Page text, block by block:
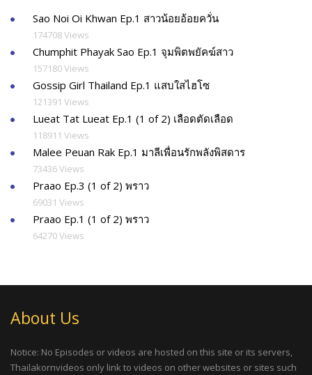
Sao Noi Oi Khwan Ep.1 สาวน้อยอ้อยควั่น
174708 Views
Chumphit Phayak Sao Ep.1 จุมพิตพยัคฆ์สาว
157180 Views
Gossip Girl Thailand Ep.1 แสบใสไฮโซ
121391 Views
Lueat Tat Lueat Ep.1 (1 of 2) เลือดตัดเลือด
118911 Views
Malee Peuan Rak Ep.1 มาลีเพื่อนรักพลังพิสดาร
73436 Views
Praao Ep.3 (1 of 2) พราว
69031 Views
Praao Ep.1 (1 of 2) พราว
64270 Views
About Us
Notice: No Episodes or videos are hosted on this site or its servers,
Thailakornvideos only link to videos on other websites or sites such